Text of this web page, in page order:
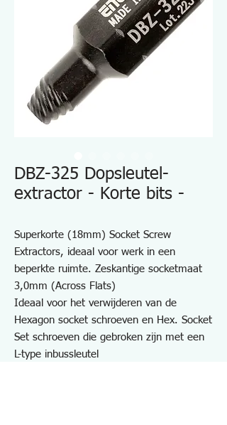
DBZ-325 Dopsleutel-
extractor - Korte bits -
Superkorte (18mm) Socket Screw
Extractors, ideaal voor werk in een
beperkte ruimte. Zeskantige socketmaat
3,0mm (Across Flats)
Ideaal voor het verwijderen van de
Hexagon socket schroeven en Hex. Socket
Set schroeven die gebroken zijn met een
L-type inbussleutel